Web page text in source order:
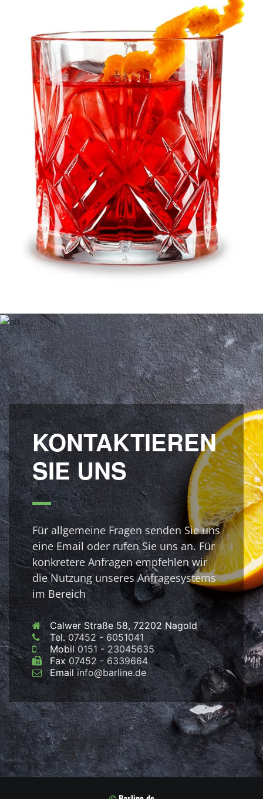
KONTAKTIEREN
SIE UNS
Für allgemeine Fragen senden Sie uns
eine Email oder rufen Sie uns an. Für
konkretere Anfragen empfehlen wir
die Nutzung unseres Anfragesystems
im Bereich
Calwer Straße 58, 72202 Nagold
Tel.07452 - 6051041
Mobil 0151 - 23045635
Fax 07452 - 6339664
Emailinfo@barline.de